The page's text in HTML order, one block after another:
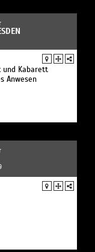
und Kabarett
Anwesen